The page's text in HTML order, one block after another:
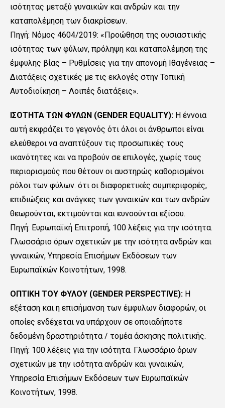
ισότητας μεταξύ γυναικών και ανδρών και την
καταπολέμηση των διακρίσεων.
Πηγή: Nόμος 4604/2019: «Προώθηση της ουσιαστικής
ισότητας των φύλων, πρόληψη και καταπολέμηση της
έμφυλης βίας – Ρυθμίσεις για την απονομή Ιθαγένειας –
Διατάξεις σχετικές με τις εκλογές στην Τοπική
Αυτοδιοίκηση – Λοιπές διατάξεις».
ΙΣΟΤΗΤΑ ΤΩΝ ΦΥΛΩΝ (GENDER EQUALITY): Η έννοια
αυτή εκφράζει το γεγονός ότι όλοι οι άνθρωποι είναι
ελεύθεροι να αναπτύξουν τις προσωπικές τους
ικανότητες και να προβούν σε επιλογές, χωρίς τους
περιορισμούς που θέτουν οι αυστηρώς καθορισμένοι
ρόλοι των φύλων. ότι οι διαφορετικές συμπεριφορές,
επιδιώξεις και ανάγκες των γυναικών και των ανδρών
θεωρούνται, εκτιμούνται και ευνοούνται εξίσου.
Πηγή: Ευρωπαϊκή Επιτροπή, 100 λέξεις για την ισότητα.
Γλωσσάριο όρων σχετικών με την ισότητα ανδρών και
γυναικών, Υπηρεσία Επισήμων Εκδόσεων των
Ευρωπαϊκών Κοινοτήτων, 1998.
ΟΠΤΙΚΗ ΤΟΥ ΦΥΛΟΥ (GENDER PERSPECTIVE): Η
εξέταση και η επισήμανση των έμφυλων διαφορών, οι
οποίες ενδέχεται να υπάρχουν σε οποιαδήποτε
δεδομένη δραστηριότητα / τομέα άσκησης πολιτικής.
Πηγή: 100 λέξεις για την ισότητα. Γλωσσάριο όρων
σχετικών με την ισότητα ανδρών και γυναικών,
Υπηρεσία Επισήμων Εκδόσεων των Ευρωπαϊκών
Κοινοτήτων, 1998.